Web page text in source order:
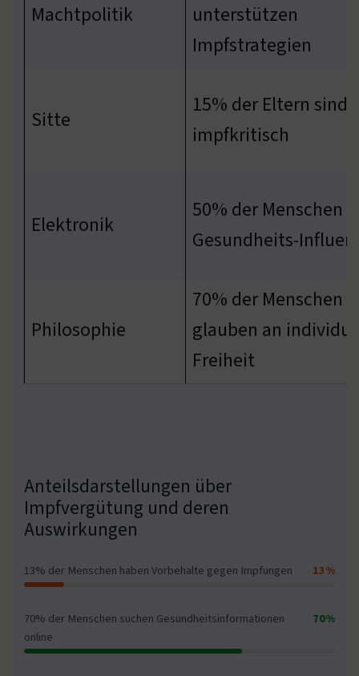
Machtpolitik
unterstützen
Impfstrategien
Sitte
15% der Eltern sind
impfkritisch
Elektronik
50% der Menschen
Gesundheits-
Philosophie
70% der Menschen
glauben an
Freiheit
Anteilsdarstellungen über
Impfvergütung und deren
Auswirkungen
13% der Menschen haben Vorbehalte gegen Impfungen 13%
70% der Menschen suchen Gesundheitsinformationen
online
70%